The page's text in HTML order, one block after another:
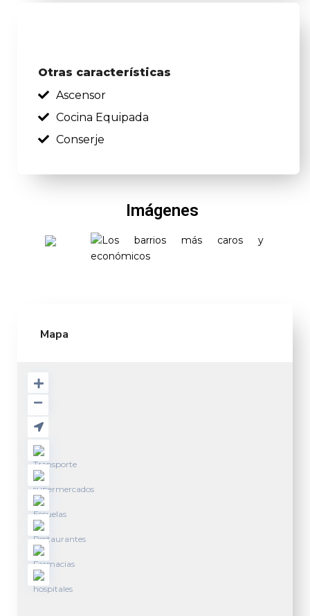
Otras características
Ascensor
Cocina Equipada
Conserje
Imágenes
Mapa